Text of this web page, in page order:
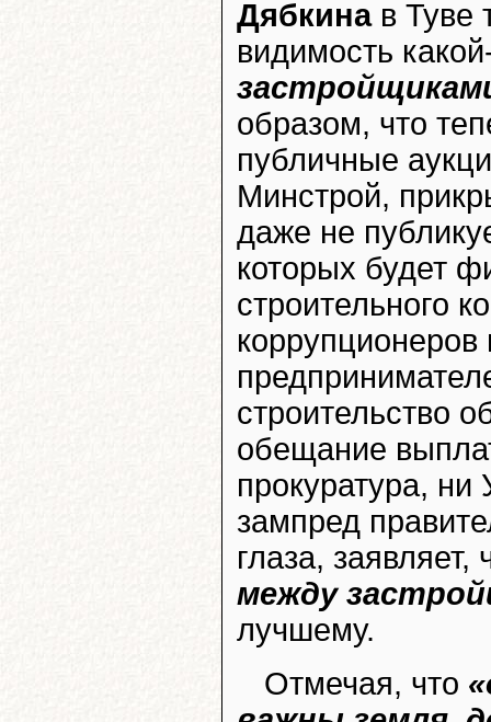
Дябкинав Туве
видимость
образом, что
публичные
Минстрой,
даже не
которых будет
строительного
коррупционеров
строительство
обещание
прокуратура, ни
зампред
глаза, заявляет,
между
лучшему.
Отмечая, что